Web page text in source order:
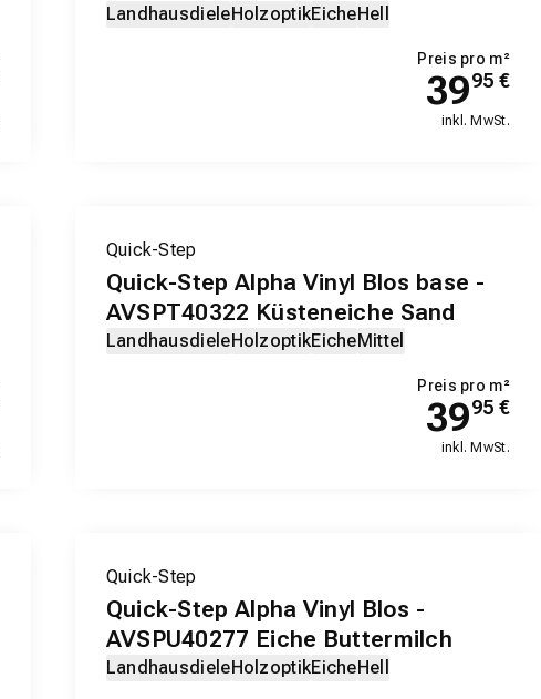
LandhausdieleHolzoptikEicheHell
Preis pro m²
3995 €
inkl. MwSt.
Quick-Step
Quick-Step Alpha Vinyl Blos base -
AVSPT40322 Küsteneiche Sand
LandhausdieleHolzoptikEicheMittel
Preis pro m²
3995 €
inkl. MwSt.
Quick-Step
Quick-Step Alpha Vinyl Blos -
AVSPU40277 Eiche Buttermilch
LandhausdieleHolzoptikEicheHell